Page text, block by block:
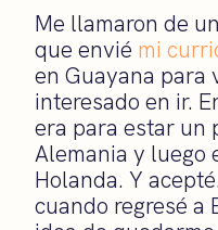
Me llamaron de
que envié mi
en Guayana para
interesado en ir.
era para estar un
Alemania y luego
Holanda. Y
cuando regresé a